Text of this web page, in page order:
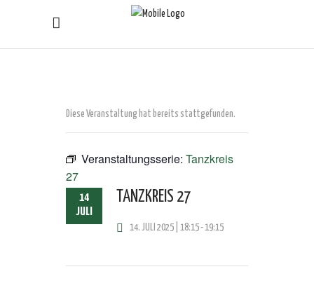
Diese Veranstaltung hat bereits stattgefunden.
Veranstaltungsserie: Tanzkreis
27
14
JULI
TANZKREIS 27
14. JULI 2025 | 18:15-19:15